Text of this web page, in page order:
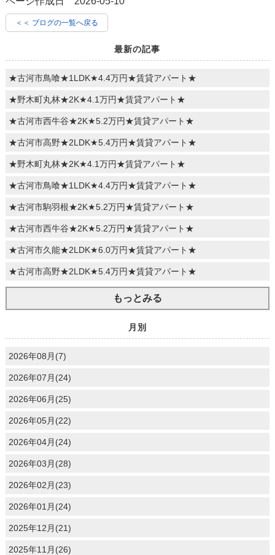
＜＜ ブログの一覧へ戻る
最新の記事
★古河市鳥喰★1LDK★4.4万円★賃貸アパート★
★野木町丸林★2K★4.1万円★賃貸アパート★
★古河市西牛谷★2K★5.2万円★賃貸アパート★
★古河市高野★2LDK★5.4万円★賃貸アパート★
★野木町丸林★2K★4.1万円★賃貸アパート★
★古河市鳥喰★1LDK★4.4万円★賃貸アパート★
★古河市駒羽根★2K★5.2万円★賃貸アパート★
★古河市西牛谷★2K★5.2万円★賃貸アパート★
★古河市久能★2LDK★6.0万円★賃貸アパート★
★古河市高野★2LDK★5.4万円★賃貸アパート★
もっとみる
月別
2026年08月(7)
2026年07月(24)
2026年06月(25)
2026年05月(22)
2026年04月(24)
2026年03月(28)
2026年02月(23)
2026年01月(24)
2025年12月(21)
2025年11月(26)